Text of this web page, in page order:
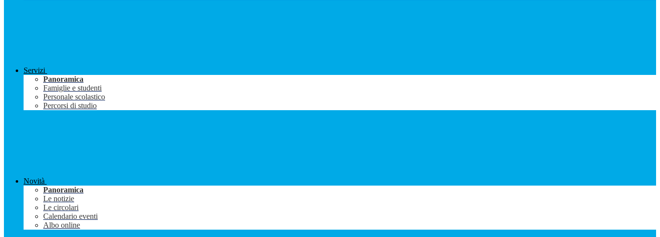
Servizi
Panoramica
Famiglie e studenti
Personale scolastico
Percorsi di studio
Novità
Panoramica
Le notizie
Le circolari
Calendario eventi
Albo online